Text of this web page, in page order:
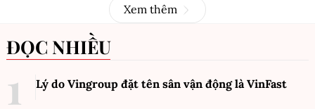
Xem thêm
ĐỌC NHIỀU
Lý do Vingroup đặt tên sân vận động là VinFast